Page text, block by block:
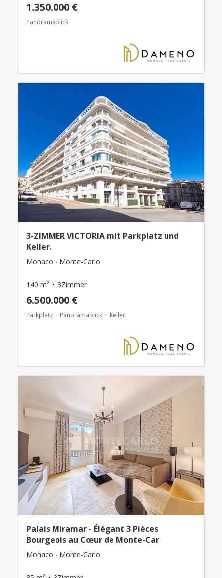
1.350.000 €
Panoramablick
3-ZIMMER VICTORIA mit Parkplatz und
Keller.
Monaco - Monte-Carlo
140 m² 3Zimmer
6.500.000 €
Parkplatz Panoramablick Keller
Palais Miramar - Élégant 3 Pièces
Bourgeois au Cœur de Monte-Car
Monaco - Monte-Carlo